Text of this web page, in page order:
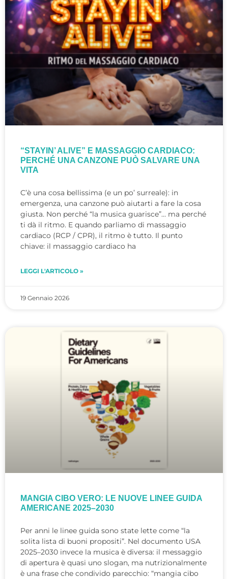
“STAYIN’ ALIVE” E MASSAGGIO CARDIACO:
PERCHÉ UNA CANZONE PUÒ SALVARE UNA
VITA
C’è una cosa bellissima (e un po’ surreale): in
emergenza, una canzone può aiutarti a fare la cosa
giusta. Non perché “la musica guarisce”… ma perché
ti dà il ritmo. E quando parliamo di massaggio
cardiaco (RCP / CPR), il ritmo è tutto. Il punto
chiave: il massaggio cardiaco ha
LEGGI L'ARTICOLO »
19 Gennaio 2026
MANGIA CIBO VERO: LE NUOVE LINEE GUIDA
AMERICANE 2025–2030
Per anni le linee guida sono state lette come “la
solita lista di buoni propositi”. Nel documento USA
2025–2030 invece la musica è diversa: il messaggio
di apertura è quasi uno slogan, ma nutrizionalmente
è una frase che condivido parecchio: “mangia cibo